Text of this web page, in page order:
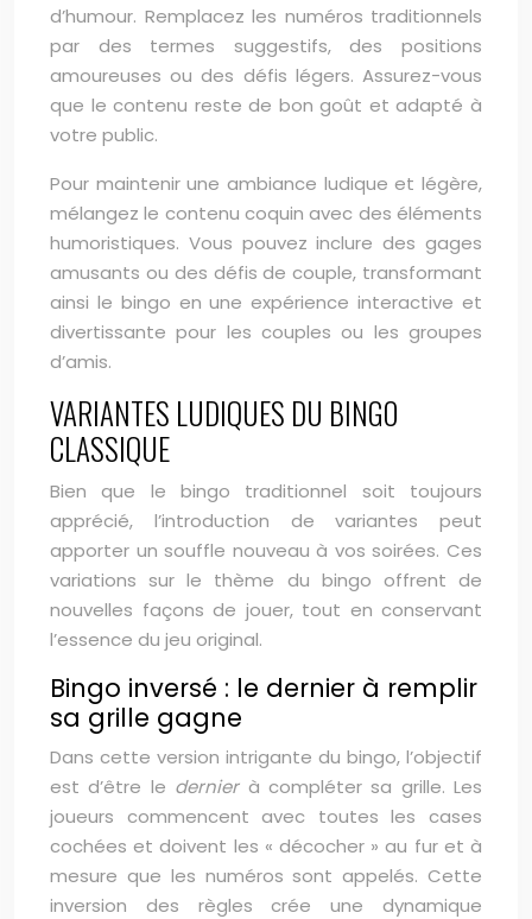
d’humour. Remplacez les numéros traditionnels
par des termes suggestifs, des positions
amoureuses ou des défis légers. Assurez-vous
que le contenu reste de bon goût et adapté à
votre public.
Pour maintenir une ambiance ludique et légère,
mélangez le contenu coquin avec des éléments
humoristiques. Vous pouvez inclure des gages
amusants ou des défis de couple, transformant
ainsi le bingo en une expérience interactive et
divertissante pour les couples ou les groupes
d’amis.
VARIANTES LUDIQUES DU BINGO
CLASSIQUE
Bien que le bingo traditionnel soit toujours
apprécié, l’introduction de variantes peut
apporter un souffle nouveau à vos soirées. Ces
variations sur le thème du bingo offrent de
nouvelles façons de jouer, tout en conservant
l’essence du jeu original.
Bingo inversé : le dernier à remplir
sa grille gagne
Dans cette version intrigante du bingo, l’objectif
est d’être le dernier à compléter sa grille. Les
joueurs commencent avec toutes les cases
cochées et doivent les « décocher » au fur et à
mesure que les numéros sont appelés. Cette
inversion des règles crée une dynamique